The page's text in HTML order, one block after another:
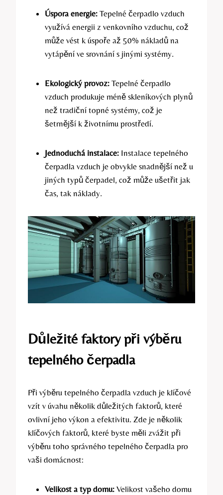
Úspora energie: Tepelné čerpadlo vzduch
využívá energii z venkovního vzduchu, což
může vést k úspoře až 50% nákladů na
vytápění ve srovnání s jinými systémy.
Ekologický provoz: Tepelné čerpadlo
vzduch produkuje méně skleníkových plynů
než tradiční topné systémy, což je
šetrnější k životnímu prostředí.
Jednoduchá instalace: Instalace tepelného
čerpadla vzduch je obvykle snadnější než u
jiných typů čerpadel, což může ušetřit jak
čas, tak náklady.
Důležité faktory při výběru
tepelného čerpadla
Při výběru tepelného čerpadla vzduch je klíčové
vzít v úvahu několik důležitých faktorů, které
ovlivní jeho výkon a efektivitu. Zde je několik
klíčových faktorů, které byste měli zvážit při
výběru toho správného tepelného čerpadla pro
vaši domácnost:
Velikost a typ domu: Velikost vašeho domu